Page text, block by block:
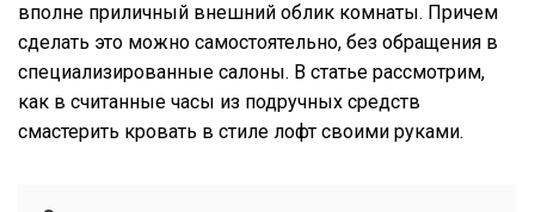
вполне приличный внешний облик комнаты. Причем
сделать это можно самостоятельно, без обращения в
специализированные салоны. В статье рассмотрим,
как в считанные часы из подручных средств
смастерить кровать в стиле лофт своими руками.